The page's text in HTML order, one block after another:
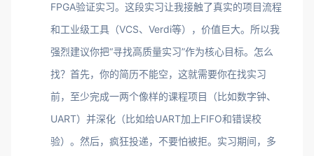
FPGA验证实习。这段实习让我接触了真实的项目流程
和工业级工具（VCS、Verdi等），价值巨大。所以我
强烈建议你把“寻找高质量实习”作为核心目标。怎么
找？首先，你的简历不能空，这就需要你在找实习
前，至少完成一两个像样的课程项目（比如数字钟、
UART）并深化（比如给UART加上FIFO和错误校
验）。然后，疯狂投递，不要怕被拒。实习期间，多